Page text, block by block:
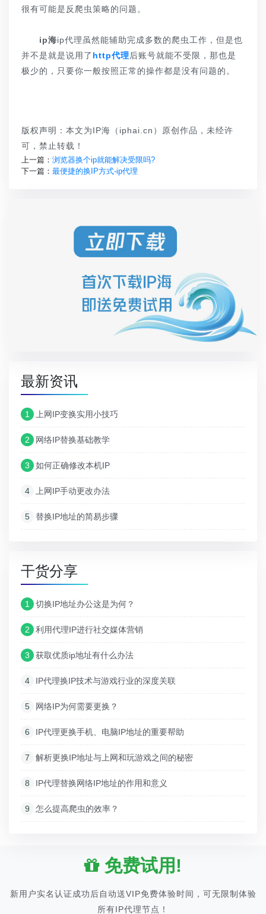
很有可能是反爬虫策略的问题。
ip海ip代理虽然能辅助完成多数的爬虫工作，但是也
并不是就是说用了 http代理后账号就能不受限，那也是
极少的，只要你一般按照正常的操作都是没有问题的。
版权声明：本文为IP海（iphai.cn）原创作品，未经许
可，禁止转载！
上一篇： 浏览器换个ip就能解决受限吗?
下一篇： 最便捷的换IP方式-ip代理
最新资讯
1 上网IP变换实用小技巧
2 网络IP替换基础教学
3 如何正确修改本机IP
4 上网IP手动更改办法
5 替换IP地址的简易步骤
干货分享
1 切换IP地址办公这是为何？
2 利用代理IP进行社交媒体营销
3 获取优质ip地址有什么办法
4 IP代理换IP技术与游戏行业的深度关联
5 网络IP为何需要更换？
6 IP代理更换手机、电脑IP地址的重要帮助
7 解析更换IP地址与上网和玩游戏之间的秘密
8 IP代理替换网络IP地址的作用和意义
9 怎么提高爬虫的效率？
免费试用!
新用户实名认证成功后自动送VIP免费体验时间，可无限制体验
所有IP代理节点！